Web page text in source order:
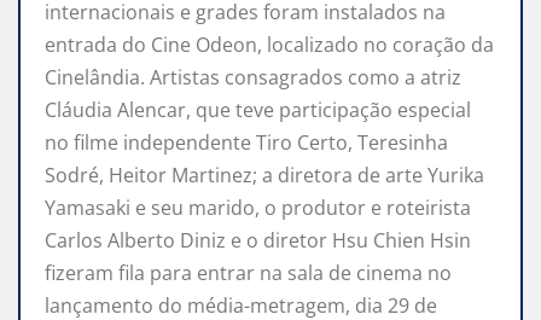
internacionais e grades foram instalados na
entrada do Cine Odeon, localizado no coração da
Cinelândia. Artistas consagrados como a atriz
Cláudia Alencar, que teve participação especial
no filme independente Tiro Certo, Teresinha
Sodré, Heitor Martinez; a diretora de arte Yurika
Yamasaki e seu marido, o produtor e roteirista
Carlos Alberto Diniz e o diretor Hsu Chien Hsin
fizeram fila para entrar na sala de cinema no
lançamento do média-metragem, dia 29 de